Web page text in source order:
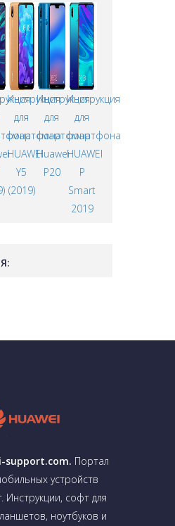
Инструкция
для
смартфона
HUAWEI
Y5
(2019)
Инструкция
для
смартфона
Huawei
P20
Инструкция
для
смартфона
HUAWEI
P
Smart
2019
support.com. Портал
устройств
Инструкции, софт для
ноутбуков и